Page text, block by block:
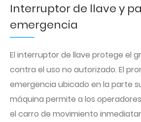
Interruptor de llave y
emergencia
El interruptor de llave protege el
contra el uso no autorizado. El
emergencia ubicado en la parte
máquina permite a los
el carro de movimiento